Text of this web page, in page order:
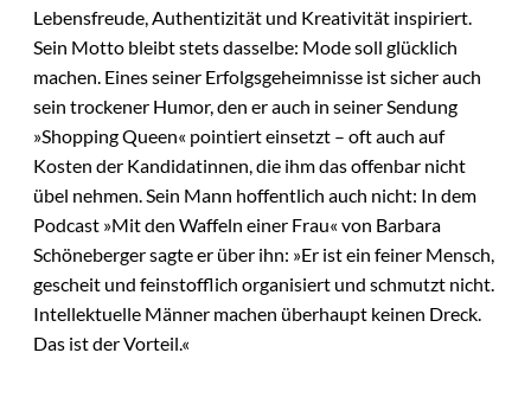
Lebensfreude, Authentizität und Kreativität inspiriert.
Sein Motto bleibt stets dasselbe: Mode soll glücklich
machen. Eines seiner Erfolgsgeheimnisse ist sicher auch
sein trockener Humor, den er auch in seiner Sendung
»Shopping Queen« pointiert einsetzt – oft auch auf
Kosten der Kandidatinnen, die ihm das offenbar nicht
übel nehmen. Sein Mann hoffentlich auch nicht: In dem
Podcast »Mit den Waffeln einer Frau« von Barbara
Schöneberger sagte er über ihn: »Er ist ein feiner Mensch,
gescheit und feinstofflich organisiert und schmutzt nicht.
Intellektuelle Männer machen überhaupt keinen Dreck.
Das ist der Vorteil.«